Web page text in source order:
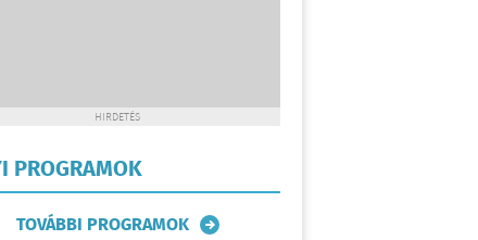
HIRDETÉS
PROGRAMOK
TOVÁBBI PROGRAMOK